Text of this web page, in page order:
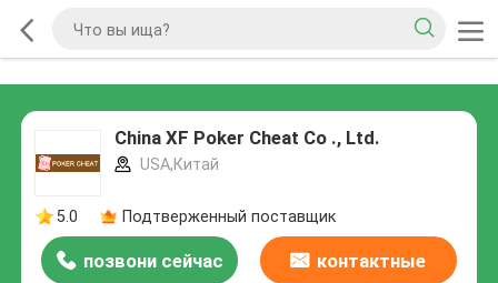
China XF Poker Cheat Co ., Ltd.
USA,Китай
5.0 Подтверженный поставщик
позвони сейчас контактные